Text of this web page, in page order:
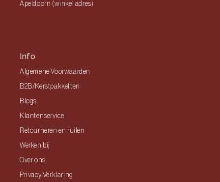
Apeldoorn (winkel adres)
Info
Algemene Voorwaarden
B2B/Kerstpakketten
Blogs
Klantenservice
Retourneren en ruilen
Werken bij
Over ons
Privacy Verklaring